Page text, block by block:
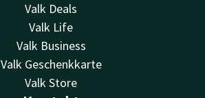
Valk Deals
Valk Life
Valk Business
Valk Geschenkkarte
Valk Store